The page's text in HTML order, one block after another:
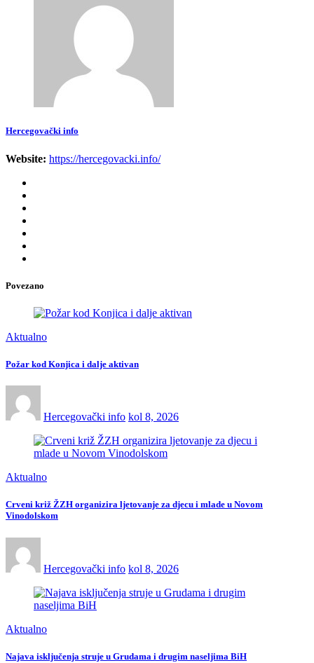
Hercegovački info
Website: https://hercegovacki.info/
Povezano
Aktualno
Požar kod Konjica i dalje aktivan
Hercegovački info kol 8, 2026
Aktualno
Crveni križ ŽZH organizira ljetovanje za djecu i mlade u Novom
Vinodolskom
Hercegovački info kol 8, 2026
Aktualno
Najava isključenja struje u Grudama i drugim naseljima BiH